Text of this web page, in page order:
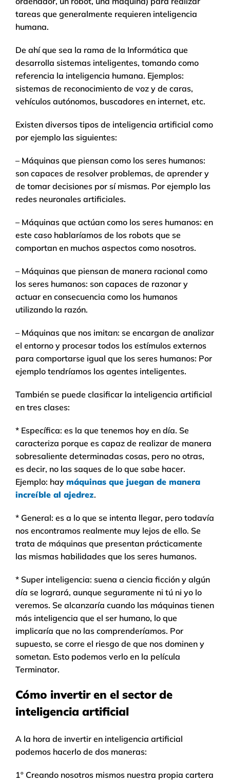
tareas que generalmente requieren inteligencia
humana.
De ahí que sea la rama de la Informática que
desarrolla sistemas inteligentes, tomando como
referencia la inteligencia humana. Ejemplos:
sistemas de reconocimiento de voz y de caras,
vehículos autónomos, buscadores en internet, etc.
Existen diversos tipos de inteligencia artificial como
por ejemplo las siguientes:
– Máquinas que piensan como los seres humanos:
son capaces de resolver problemas, de aprender y
de tomar decisiones por sí mismas. Por ejemplo las
redes neuronales artificiales.
– Máquinas que actúan como los seres humanos: en
este caso hablaríamos de los robots que se
comportan en muchos aspectos como nosotros.
– Máquinas que piensan de manera racional como
los seres humanos: son capaces de razonar y
actuar en consecuencia como los humanos
utilizando la razón.
– Máquinas que nos imitan: se encargan de analizar
el entorno y procesar todos los estímulos externos
para comportarse igual que los seres humanos: Por
ejemplo tendríamos los agentes inteligentes.
También se puede clasificar la inteligencia artificial
en tres clases:
* Específica: es la que tenemos hoy en día. Se
caracteriza porque es capaz de realizar de manera
sobresaliente determinadas cosas, pero no otras,
es decir, no las saques de lo que sabe hacer.
Ejemplo: hay máquinas que juegan de manera
increíble al ajedrez.
* General: es a lo que se intenta llegar, pero todavía
nos encontramos realmente muy lejos de ello. Se
trata de máquinas que presentan prácticamente
las mismas habilidades que los seres humanos.
* Super inteligencia: suena a ciencia ficción y algún
día se logrará, aunque seguramente ni tú ni yo lo
veremos. Se alcanzaría cuando las máquinas tienen
más inteligencia que el ser humano, lo que
implicaría que no las comprenderíamos. Por
supuesto, se corre el riesgo de que nos dominen y
sometan. Esto podemos verlo en la película
Terminator.
Cómo invertir en el sector de
inteligencia artificial
A la hora de invertir en inteligencia artificial
podemos hacerlo de dos maneras:
1º Creando nosotros mismos nuestra propia cartera